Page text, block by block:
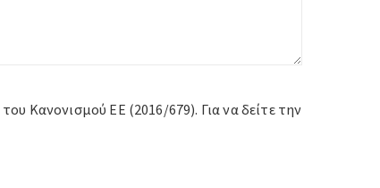
Κανονισμού ΕΕ (2016/679). Για να δείτε την